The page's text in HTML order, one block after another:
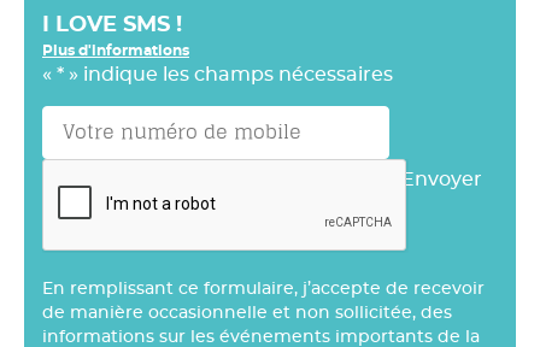
I LOVE SMS !
Plus d'informations
« * » indique les champs nécessaires
Envoyer
En remplissant ce formulaire, j’accepte de recevoir
de manière occasionnelle et non sollicitée, des
informations sur les événements importants de la